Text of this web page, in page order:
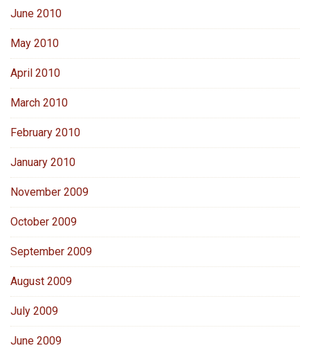
June 2010
May 2010
April 2010
March 2010
February 2010
January 2010
November 2009
October 2009
September 2009
August 2009
July 2009
June 2009